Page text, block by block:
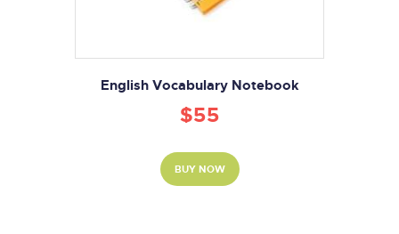
English Vocabulary Notebook
$55
BUY NOW